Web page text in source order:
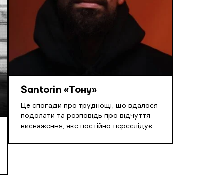
Santorin «Тону»
Це спогади про труднощі, що вдалося
подолати та розповідь про відчуття
виснаження, яке постійно переслідує.